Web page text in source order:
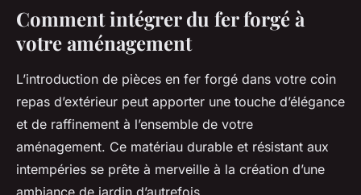
Comment intégrer du fer forgé à
votre aménagement
L’introduction de pièces en fer forgé dans votre coin
repas d’extérieur peut apporter une touche d’élégance
et de raffinement à l’ensemble de votre
aménagement. Ce matériau durable et résistant aux
intempéries se prête à merveille à la création d’une